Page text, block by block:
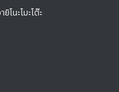
ยิโนะโมะโต๊ะ